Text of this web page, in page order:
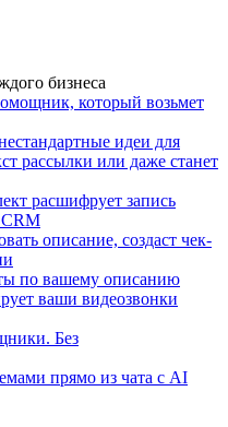
бизнеса
который возьмет
идеи для
рассылки или даже станет
расшифрует запись
CRM
описание, создаст чек-
по вашему описанию
ваши видеозвонки
Без
прямо из чата с AI